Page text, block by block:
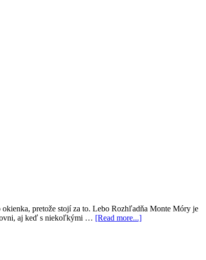
pretože stojí za to. Lebo Rozhľadňa Monte Móry je
aj keď s niekoľkými … [Read more...]